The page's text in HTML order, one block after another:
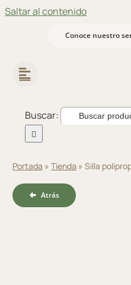
Saltar al contenido
Conoce nuestro
Buscar:
Portada » Tienda » Silla
Atrás